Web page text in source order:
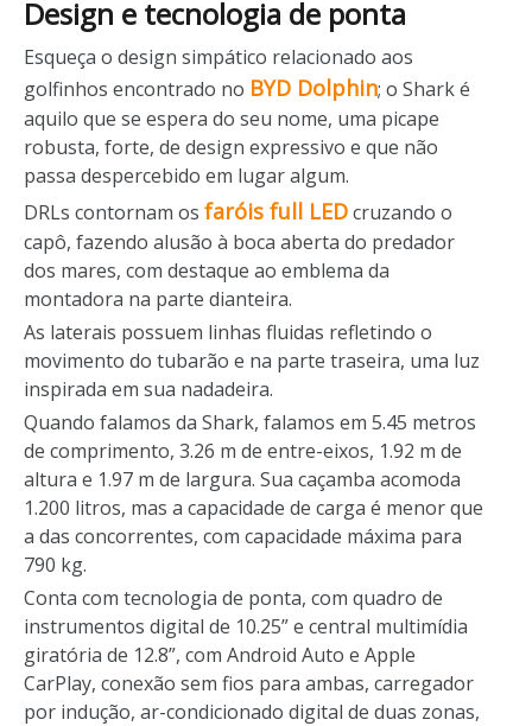
Design e tecnologia de ponta
Esqueça o design simpático relacionado aos
golfinhos encontrado no BYD Dolphin; o Shark é
aquilo que se espera do seu nome, uma picape
robusta, forte, de design expressivo e que não
passa despercebido em lugar algum.
DRLs contornam os faróis full LEDcruzando o
capô, fazendo alusão à boca aberta do predador
dos mares, com destaque ao emblema da
montadora na parte dianteira.
As laterais possuem linhas fluidas refletindo o
movimento do tubarão e na parte traseira, uma luz
inspirada em sua nadadeira.
Quando falamos da Shark, falamos em 5.45 metros
de comprimento, 3.26 m de entre-eixos, 1.92 m de
altura e 1.97 m de largura. Sua caçamba acomoda
1.200 litros, mas a capacidade de carga é menor que
a das concorrentes, com capacidade máxima para
790 kg.
Conta com tecnologia de ponta, com quadro de
instrumentos digital de 10.25” e central multimídia
giratória de 12.8”, com Android Auto e Apple
CarPlay, conexão sem fios para ambas, carregador
por indução, ar-condicionado digital de duas zonas,